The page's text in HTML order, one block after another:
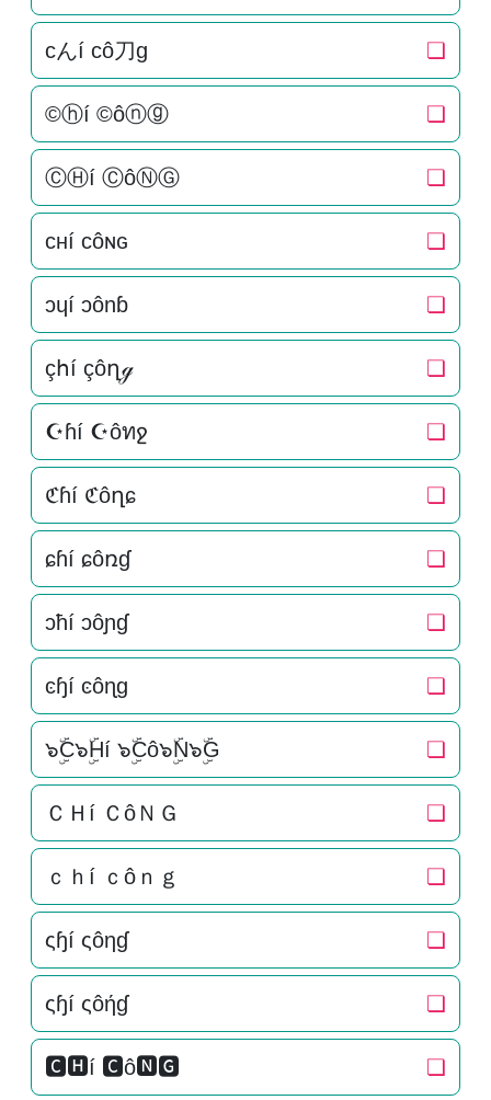
cんí cô刀g ❏
©ⓗí ©ôⓝⓖ ❏
ⒸⒽí ⒸôⓃⒼ ❏
cнí côɴԍ ❏
ɔɥí ɔônɓ ❏
çհí çôղℊ ❏
☪ɦí ☪ôทջ ❏
ℭɦí ℭôղɕ ❏
ɕɦí ɕôռɠ ❏
ɔħí ɔôɲɠ ❏
ͼɧí ͼôɳɡ ❏
๖ۣۜC๖ۣۜHí ๖ۣۜCô๖ۣۜN๖ۣۜG ❏
ＣＨí ＣôＮＧ ❏
ｃｈí ｃôｎｇ ❏
ςɧí ςôηɠ ❏
ςɧí ςôήɠ ❏
🅲🅷í 🅲ô🅽🅶 ❏